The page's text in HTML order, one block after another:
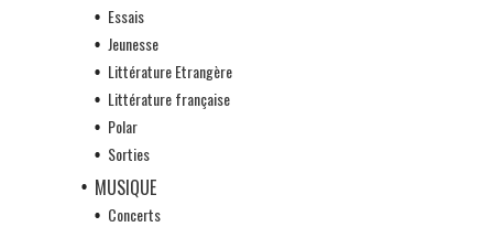
Essais
Jeunesse
Littérature Etrangère
Littérature française
Polar
Sorties
MUSIQUE
Concerts